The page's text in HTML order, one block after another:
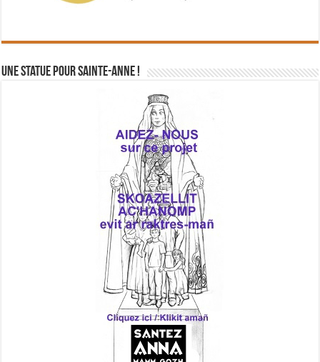
Une statue pour Sainte-Anne !